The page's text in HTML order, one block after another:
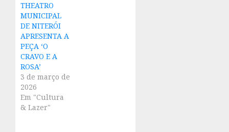
THEATRO
MUNICIPAL
DE NITERÓI
APRESENTA A
PEÇA ‘O
CRAVO E A
ROSA’
3 de março de
2026
Em "Cultura
& Lazer"